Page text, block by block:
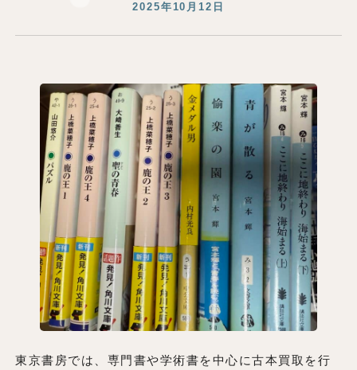
2025年10月12日
東京書房では、専門書や学術書を中心に古本買取を行